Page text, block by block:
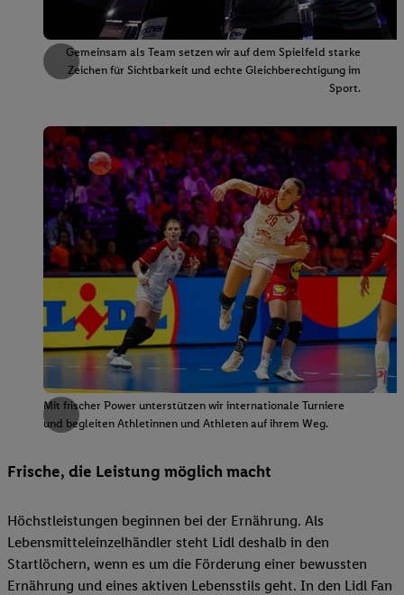
Gemeinsam als Team setzen wir auf dem Spielfeld starke
Zeichen für Sichtbarkeit und echte Gleichberechtigung im
Sport.
Mit frischer Power unterstützen wir internationale Turniere
und begleiten Athletinnen und Athleten auf ihrem Weg.
Frische, die Leistung möglich macht
Höchstleistungen beginnen bei der Ernährung. Als
Lebensmitteleinzelhändler steht Lidl deshalb in den
Startlöchern, wenn es um die Förderung einer bewussten
Ernährung und eines aktiven Lebensstils geht. In den Lidl Fan